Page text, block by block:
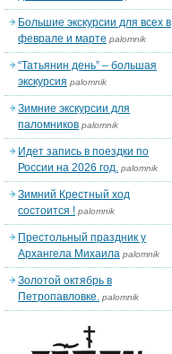
Большие экскурсии для всех в
феврале и марте palomnik
“Татьянин день” – большая
экскурсия palomnik
Зимние экскурсии для
паломников palomnik
Идет запись в поездки по
России на 2026 год. palomnik
Зимний Крестный ход
состоится ! palomnik
Престольный праздник у
Архангела Михаила palomnik
Золотой октябрь в
Петропавловке. palomnik